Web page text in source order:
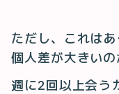
ただし、これは
個人差が大きいの
週に2回以上会う